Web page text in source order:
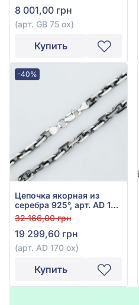
8 001,00 грн
(арт. GB 75 ox)
Купить
-40%
Цепочка якорная из
серебра 925°, арт. AD 170
ox
32 166,00 грн
19 299,60 грн
(арт. AD 170 ox)
Купить